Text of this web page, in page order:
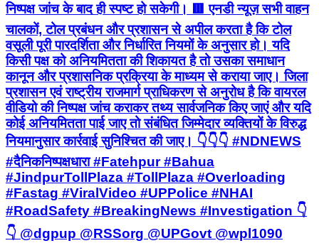
निष्पक्ष जांच के बाद ही स्पष्ट हो सकेगी। 🟥 एनडी न्यूज़ सभी वाहन
चालकों, टोल प्रबंधन और प्रशासन से अपील करता है कि टोल
वसूली पूरी पारदर्शिता और निर्धारित नियमों के अनुसार हो। यदि
किसी पक्ष को अनियमितता की शिकायत है तो उसका समाधान
कानून और प्रशासनिक प्रक्रिया के माध्यम से कराया जाए। जिला
प्रशासन एवं राष्ट्रीय राजमार्ग प्राधिकरण से अनुरोध है कि वायरल
वीडियो की निष्पक्ष जांच कराकर तथ्य सार्वजनिक किए जाएं और यदि
कोई अनियमितता पाई जाए तो संबंधित जिम्मेदार व्यक्तियों के विरुद्ध
नियमानुसार कार्रवाई सुनिश्चित की जाए। 👇👇👇 #NDNEWS
#दैनिकनिष्पक्षधारा #Fatehpur #Bahua
#JindpurTollPlaza #TollPlaza #Overloading
#Fastag #ViralVideo #UPPolice #NHAI
#RoadSafety #BreakingNews #Investigation 👇
👇 @dgpup @RSSorg @UPGovt @wpl1090